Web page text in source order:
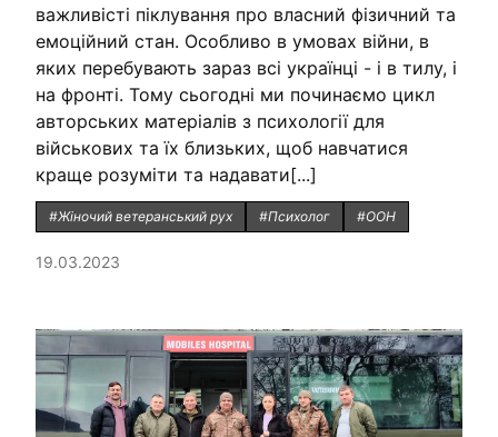
важливісті піклування про власний фізичний та
емоційний стан. Особливо в умовах війни, в
яких перебувають зараз всі українці - і в тилу, і
на фронті. Тому сьогодні ми починаємо цикл
авторських матеріалів з психології для
військових та їх близьких, щоб навчатися
краще розуміти та надавати[...]
#Жіночий ветеранський рух #Психолог #ООН
19.03.2023